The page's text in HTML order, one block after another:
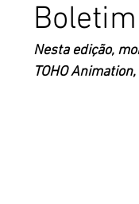
Nesta edição,
TOHO